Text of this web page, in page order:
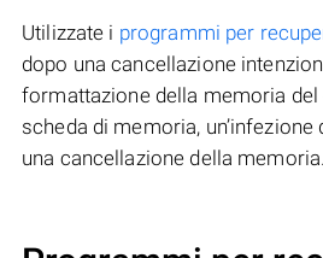
Utilizzate i programmi per
dopo una cancellazione
formattazione della memoria
scheda di memoria, un’infezione
una cancellazione della memoria.